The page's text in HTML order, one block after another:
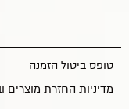
טופס ביטול הזמנה
מדיניות החזרת מוצרים